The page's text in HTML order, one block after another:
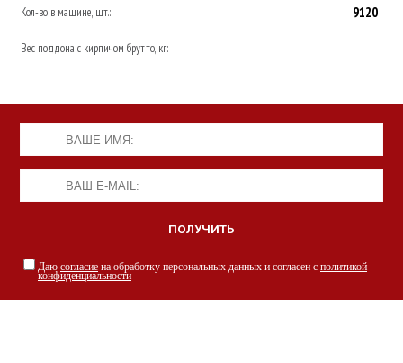
Кол-во в машине, шт.: 9120
Вес поддона с кирпичом брутто, кг:
Даю согласие на обработку персональных данных и согласен с политикой
конфиденциальности